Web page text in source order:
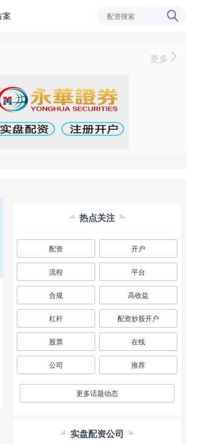
案
更多
热点关注
配资 开户
流程 平台
合规 高收益
杠杆 配资炒股开户
股票 在线
公司 推荐
更多话题动态
实盘配资公司